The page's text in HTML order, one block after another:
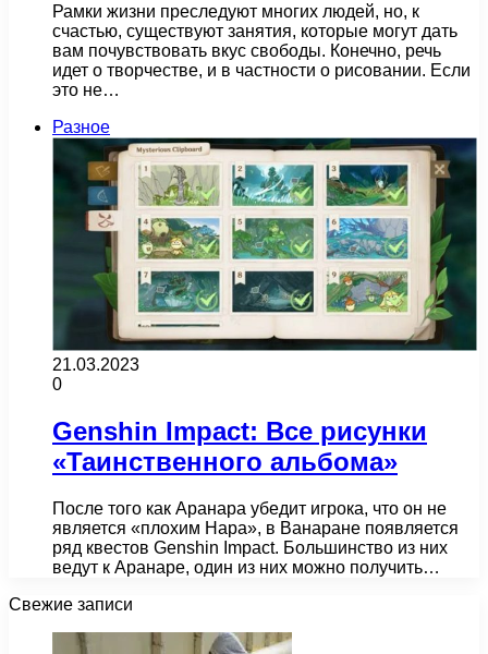
Рамки жизни преследуют многих людей, но, к
счастью, существуют занятия, которые могут дать
вам почувствовать вкус свободы. Конечно, речь
идет о творчестве, и в частности о рисовании. Если
это не…
Разное
21.03.2023
0
Genshin Impact: Все рисунки
«Таинственного альбома»
После того как Аранара убедит игрока, что он не
является «плохим Нара», в Ванаране появляется
ряд квестов Genshin Impact. Большинство из них
ведут к Аранаре, один из них можно получить…
Свежие записи